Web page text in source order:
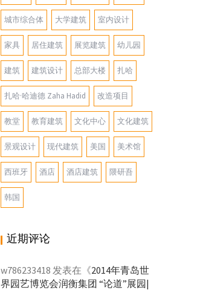
城市综合体 大学建筑 室内设计
家具 居住建筑 展览建筑 幼儿园
建筑 建筑设计 总部大楼 扎哈
扎哈·哈迪德 Zaha Hadid 改造项目
教堂 教育建筑 文化中心 文化建筑
景观设计 现代建筑 美国 美术馆
西班牙 酒店 酒店建筑 隈研吾
韩国
近期评论
w786233418 发表在《2014年青岛世
界园艺博览会润衡集团 “论道”展园|